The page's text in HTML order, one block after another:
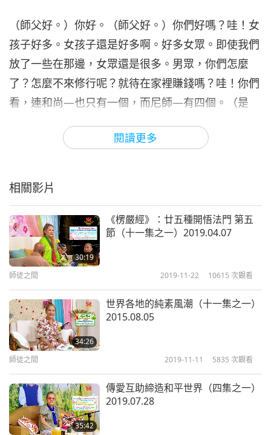
師徒之間 2023-07-25 5711次觀看
7
34:38
無條件的幫助與愛即為真解（十
二集之七） 2019.04.28
師徒之間 2023-07-26 5790 次觀看
無條件的幫助與愛即為真解（十
二集之八） 2019.04.28
師徒之間
9
33:56
無條件的幫助與愛即為真解（十
二集之九） 2019.04.28
師徒之間 2023-07-28 5588 次觀看
10
33:38
無條件的幫助與愛即為真解（十
二集之十） 2019.04.28
師徒之間 2023-07-29 5477 次觀看
11
32:50
無條件的幫助與愛即為真解（十
二集之十一） 2019.04.28
閱讀更多
（師父好。）你好。（師父好。）你們好嗎？哇！女
孩子好多。女孩子還是好多啊。好多女眾。即使我們
放了一些在那邊，女眾還是很多。男眾，你們怎麼
了？怎麼不來修行呢？就待在家裡賺錢嗎？哇！你們
看，連和尚—也只有一個，而尼師—有四個。（是
樣，你們還好嗎？（好！）反正我們也無所謂男眾女
嗎？病了？有藥嗎？啊，我懂了。好，好，好的，我
昨天的情況類似。
不過南北韓現在的關係好了。一直在變好。只是他們
還不能…只是他們還不能越過那個舊的邊界，不過他
出悠樂（越南）。他們可以去北方和南方。再也沒有
人干擾。我很高興，我希望有一天，南北韓也能很
快、盡快像這樣，好讓他們的家人不會感到那麼悲
傷，那麼思念彼此；孩子們不會因為父母不在身邊，
而感到很難過；父母也不會因為孩子們獨自在別處，
而感到那麼痛苦。
戰爭很可怕。不僅殺人，還拆散了家庭，讓人們的內
相關影片
30:19
《楞嚴經》：廿五種開悟法門 第五
節（十一集之一）2019.04.07
師徒之間 2019-11-22 10615 次觀看
34:26
世界各地的純素風潮（十一集之一）
2015.08.05
師徒之間 2019-11-11 5835 次觀看
35:42
傳愛互助締造和平世界（四集之一）
2019.07.28